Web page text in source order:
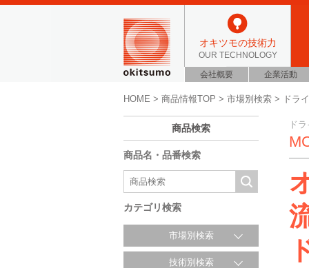
オキツモの技術力
OUR TECHNOLOGY
会社概要 企業活動
HOME > 商品情報TOP > 市場別検索 > ドラ
商品検索
商品名・品番検索
カテゴリ検索
市場別検索
技術別検索
ド